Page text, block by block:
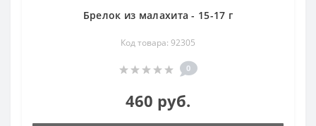
Брелок из малахита - 15-17 г
Код товара: 92305
0
460 руб.